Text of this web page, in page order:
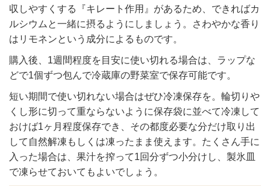
収しやすくする『キレート作用』があるため、できればカ
ルシウムと一緒に摂るようにしましょう。さわやかな香り
はリモネンという成分によるものです。
購入後、1週間程度を目安に使い切れる場合は、ラップな
どで1個ずつ包んで冷蔵庫の野菜室で保存可能です。
短い期間で使い切れない場合はぜひ冷凍保存を。輪切りや
くし形に切って重ならないように保存袋に並べて冷凍して
おけば1ヶ月程度保存でき、その都度必要な分だけ取り出
して自然解凍もしくは凍ったまま使えます。たくさん手に
入った場合は、果汁を搾って1回分ずつ小分けし、製氷皿
で凍らせておいてもよいでしょう。